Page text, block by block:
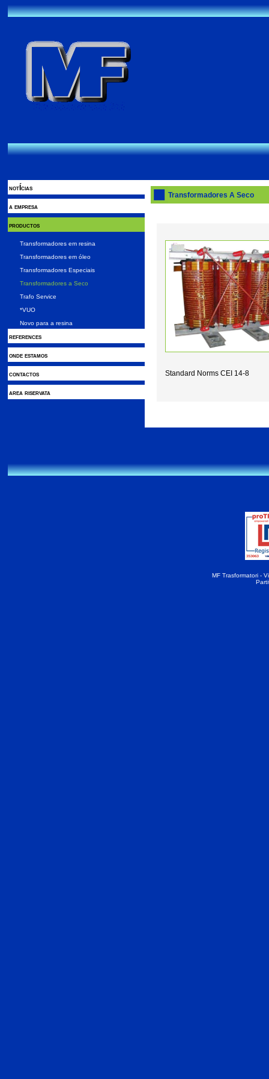
notÍcias
a empresa
productos
Transformadores em resina
Transformadores em óleo
Transformadores Especiais
Transformadores a Seco
Trafo Service
*VUO
Novo para a resina
references
onde estamos
contactos
area riservata
Transformadores A Seco
Standard Norms CEI 14-8
MF Trasformatori -